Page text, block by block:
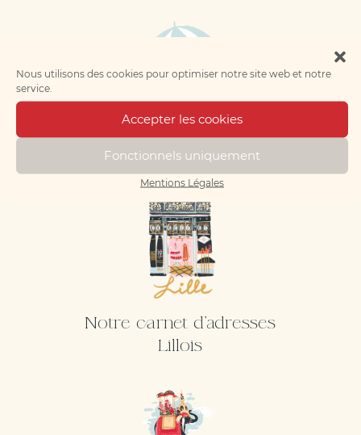
Nous utilisons des cookies pour optimiser notre site web et notre
service.
Accepter les cookies
Fonctionnels uniquement
Mentions Légales
Notre carnet d'adresses
Manceau
Notre carnet d'adresses
Lillois